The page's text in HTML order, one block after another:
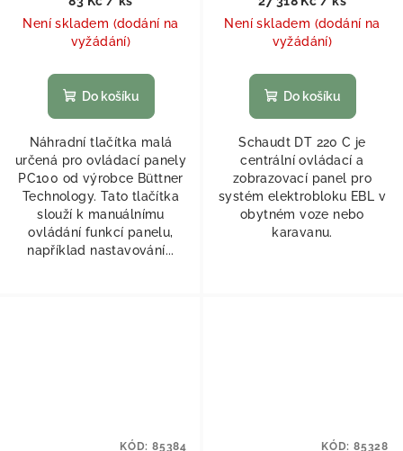
Není skladem (dodání na
vyžádání)
Do košíku
Náhradní tlačítka malá
určená pro ovládací panely
PC100 od výrobce Büttner
Technology. Tato tlačítka
slouží k manuálnímu
ovládání funkcí panelu,
například nastavování...
Není skladem (dodání na
vyžádání)
Do košíku
Schaudt DT 220 C je
centrální ovládací a
zobrazovací panel pro
systém elektrobloku EBL v
obytném voze nebo
karavanu.
KÓD: 85384 KÓD: 85328